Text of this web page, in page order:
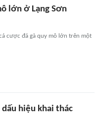
lớn ở Lạng Sơn
cược đá gà quy mô lớn trên một
hiệu khai thác